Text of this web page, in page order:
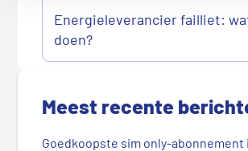
Energieleverancier failliet:
doen?
Meest recente
Goedkoopste sim only-abonnement